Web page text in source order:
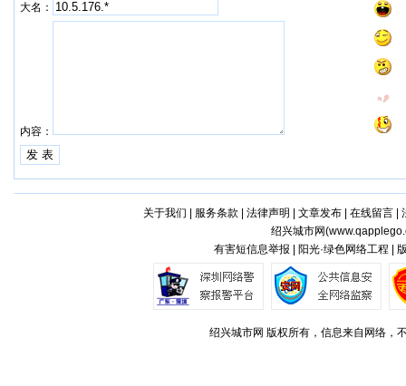
大名：
内容：
关于我们 服务条款 法律声明 文章发布| 在线留言|
绍兴城市网(
有害短信息举报 | 阳光·绿色网络工程 |
绍兴城市网 版权所有，信息来自网络，